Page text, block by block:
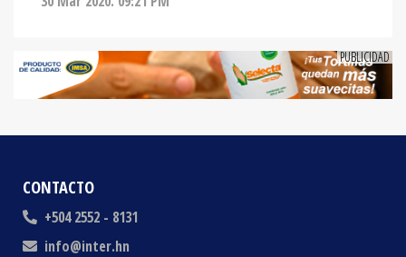
CONTACTO
+504 2552 - 8131
info@inter.hn